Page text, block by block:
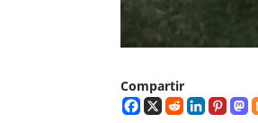
Compartir